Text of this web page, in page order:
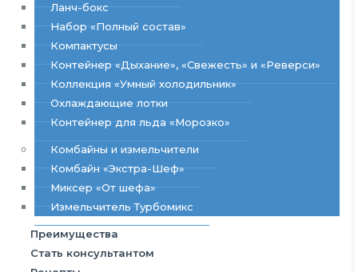
Ланч-бокс
Набор «Полный состав»
Компактусы
Контейнер «Дыхание», «Свежесть» и «Реверси»
Коллекция «Умный холодильник»
Охлаждающие лотки
Контейнер для льда «Морозко»
Комбайны и измельчители
Комбайн «Экстра-Шеф»
Миксер «От шефа»
Измельчитель Турбомикс
Преимущества
Стать консультантом